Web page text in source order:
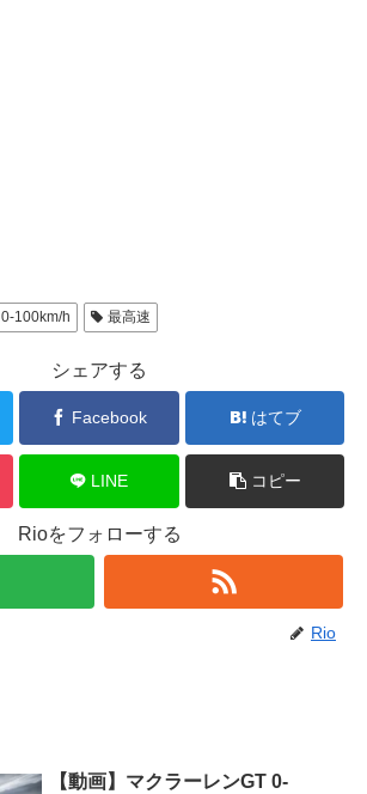
0-100km/h 最高速
シェアする
Facebook はてブ
LINE コピー
Rioをフォローする
Rio
【動画】マクラーレンGT 0-